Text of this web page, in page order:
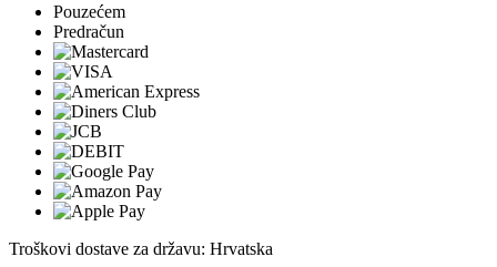
Pouzećem
Predračun
Troškovi dostave za državu: Hrvatska